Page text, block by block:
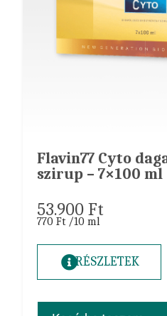
Flavin77 Cyto
szirup – 7×100 ml
53.900Ft
770 Ft /10 ml
RÉSZLETEK